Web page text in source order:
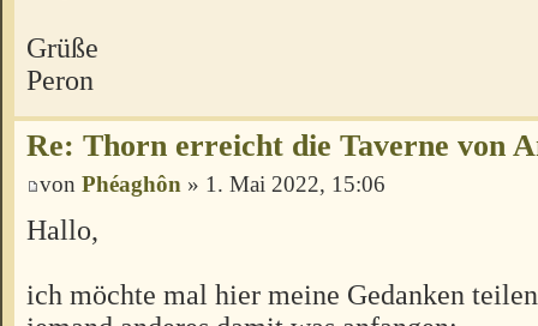
Grüße
Peron
Re: Thorn erreicht die Taverne von
von Phéaghôn » 1. Mai 2022, 15:06
Hallo,
ich möchte mal hier meine Gedanken